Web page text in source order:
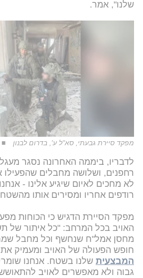
שלנו", אמר.
מפקד סיירת גבעתי, סא"ל ע', בדרום לבנון
לדבריו, ביממה האחרונה נסגר
רחפנים, ושלושה מחבלים שהפעילו
לא מחכים לאיום שיגיע אלינו -
רודפים אחריו ומסירים אותו
מפקד הסיירת הדגיש כי הכוחות
האויב בכל המרחב: "כל איתור של
מחסן אמל"ח שנחשף וכל מחבל
חופש הפעולה של האויב ומעמיק את
המבצעית שלנו בשטח. אנחנו
גבוה ולא מאפשרים לאויב